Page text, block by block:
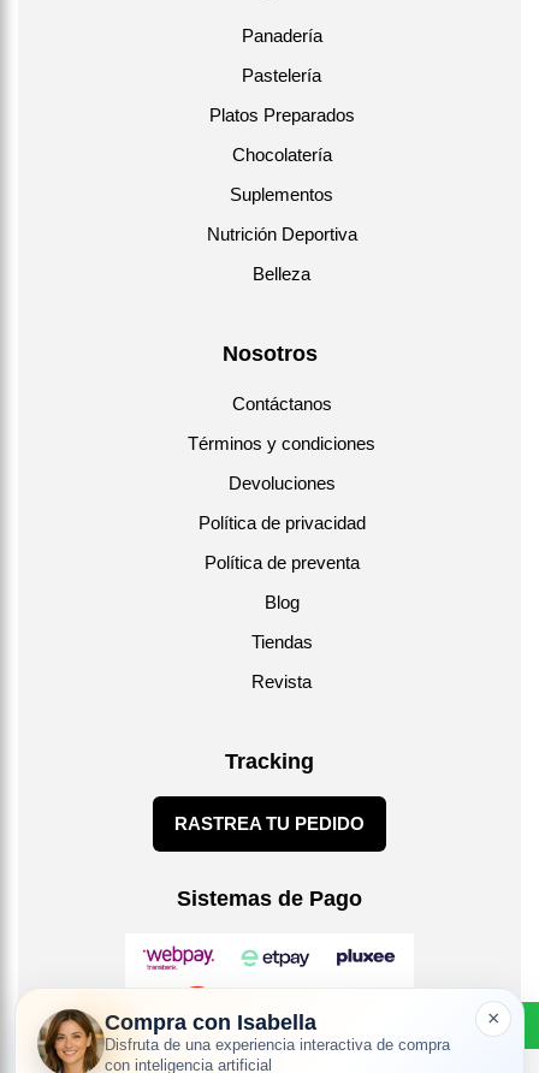
Panadería
Pastelería
Platos Preparados
Chocolatería
Suplementos
Nutrición Deportiva
Belleza
Nosotros
Contáctanos
Términos y condiciones
Devoluciones
Política de privacidad
Política de preventa
Blog
Tiendas
Revista
Tracking
RASTREA TU PEDIDO
Sistemas de Pago